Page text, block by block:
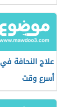
علاج النحافة في
أسرع وقت